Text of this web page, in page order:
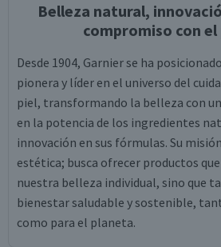
Belleza natural,
compromiso con
Desde 1904, Garnier se ha
pionera y líder en el universo del
piel, transformando la belleza con
en la potencia de los ingredientes
innovación en sus fórmulas. Su
estética; busca ofrecer productos
nuestra belleza individual, sino que
bienestar saludable y sostenible,
como para el planeta.